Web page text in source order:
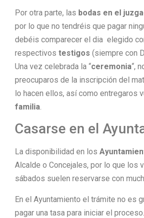
Por otra parte, las bodas en el
por lo que no tendréis que pagar
debéis comparecer el dia elegido
respectivos testigos (siempre con
Una vez celebrada la “ceremonia“,
preocuparos de la inscripción del
lo hacen ellos, así como entregaros
familia.
Casarse en el
La disponibilidad en los
Alcalde o Concejales, por lo que los
sábados suelen reservarse con
En el Ayuntamiento el trámite no es
pagar una tasa para iniciar el